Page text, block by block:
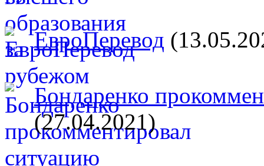
ЕвроПеревод
Бондаренко
(27.04.2021)